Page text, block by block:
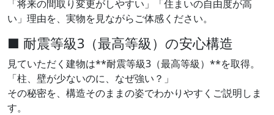
「将来の間取り変更がしやすい」「住まいの自由度が高
い」理由を、実物を見ながらご体感ください。
■ 耐震等級3（最高等級）の安心構造
見ていただく建物は**耐震等級3（最高等級）**を取得。
「柱、壁が少ないのに、なぜ強い？」
その秘密を、構造そのままの姿でわかりやすくご説明しま
す。